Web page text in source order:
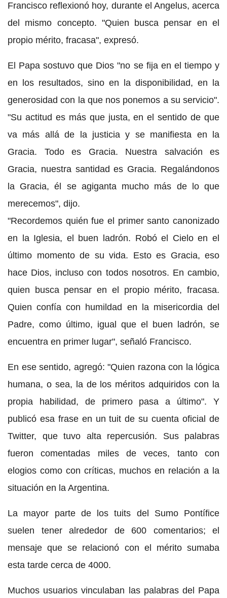
Francisco reflexionó hoy, durante el Angelus, acerca
del mismo concepto. "Quien busca pensar en el
propio mérito, fracasa", expresó.
El Papa sostuvo que Dios "no se fija en el tiempo y
en los resultados, sino en la disponibilidad, en la
generosidad con la que nos ponemos a su servicio".
"Su actitud es más que justa, en el sentido de que
va más allá de la justicia y se manifiesta en la
Gracia. Todo es Gracia. Nuestra salvación es
Gracia, nuestra santidad es Gracia. Regalándonos
la Gracia, él se agiganta mucho más de lo que
merecemos", dijo.
"Recordemos quién fue el primer santo canonizado
en la Iglesia, el buen ladrón. Robó el Cielo en el
último momento de su vida. Esto es Gracia, eso
hace Dios, incluso con todos nosotros. En cambio,
quien busca pensar en el propio mérito, fracasa.
Quien confía con humildad en la misericordia del
Padre, como último, igual que el buen ladrón, se
encuentra en primer lugar", señaló Francisco.
En ese sentido, agregó: "Quien razona con la lógica
humana, o sea, la de los méritos adquiridos con la
propia habilidad, de primero pasa a último". Y
publicó esa frase en un tuit de su cuenta oficial de
Twitter, que tuvo alta repercusión. Sus palabras
fueron comentadas miles de veces, tanto con
elogios como con críticas, muchos en relación a la
situación en la Argentina.
La mayor parte de los tuits del Sumo Pontífice
suelen tener alrededor de 600 comentarios; el
mensaje que se relacionó con el mérito sumaba
esta tarde cerca de 4000.
Muchos usuarios vinculaban las palabras del Papa